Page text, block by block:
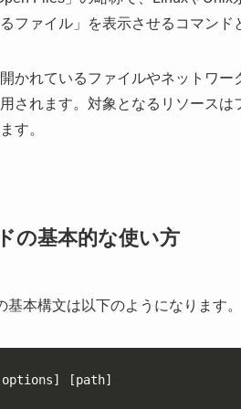
ファイル」を表示させるコマンド
かれているファイルやネットワ
されます。対象となるリソース
す。
の基本的な使い方
基本構文は以下のようになります。
options] [path]